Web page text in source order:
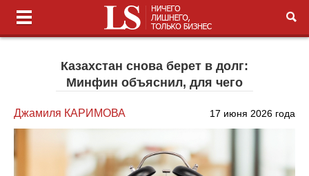
Казахстан снова берет в долг:
Минфин объяснил, для чего
Джамиля КАРИМОВА 17 июня 2026 года